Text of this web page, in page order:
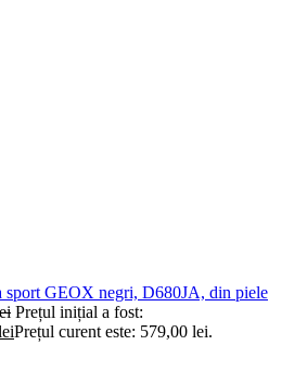
sport GEOX negri, D680JA, din piele
Prețul inițial a fost:
Prețul curent este: 579,00 lei.